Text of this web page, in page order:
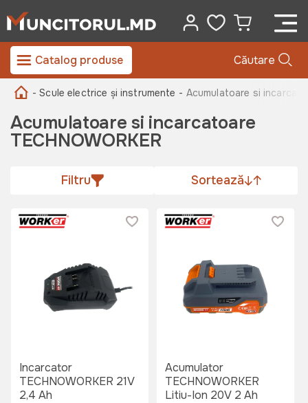
Catalog produse Căutare
- Scule electrice și instrumente - Acumulatoare si
Acumulatoare si incarcatoare
TECHNOWORKER
Filtru Sortează
Incarcator
TECHNOWORKER 21V
2,4 Ah
Acumulator
TECHNOWORKER
Litiu-Ion 20V 2 Ah